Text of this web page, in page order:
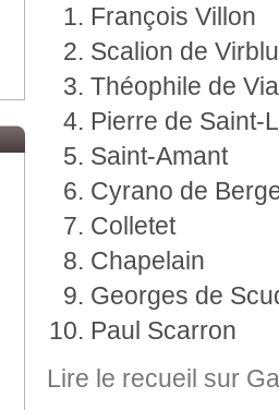
François Villon
Scalion de
Théophile de
Pierre de Saint-
Saint-Amant
Cyrano de
Colletet
Chapelain
Georges de
Paul Scarron
Lire le recueil sur